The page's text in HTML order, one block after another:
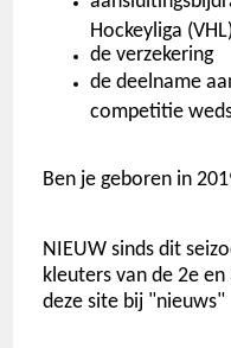
Hockeyliga
de verzekering
de deelname
competitie
Ben je geboren in
NIEUW sinds dit
kleuters van de 2e
deze site bij "nieuws"